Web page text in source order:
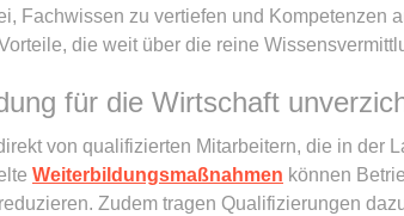
Fachwissen zu vertiefen und
die weit über die reine
für die Wirtschaft
von qualifizierten Mitarbeitern, die in der
Weiterbildungsmaßnahmen können
Zudem tragen Qualifizierungen